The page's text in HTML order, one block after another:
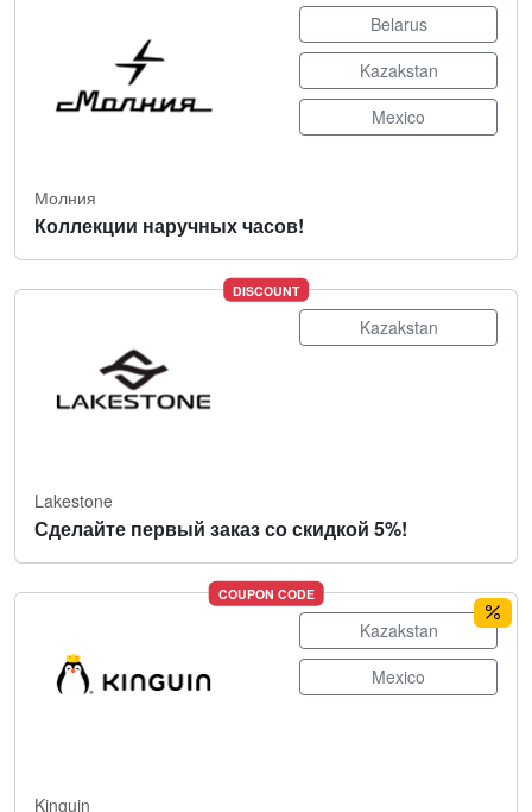
Belarus
Kazakstan
Mexico
Молния
Коллекции наручных часов!
DISCOUNT
Kazakstan
Lakestone
Сделайте первый заказ со скидкой 5%!
COUPON CODE
Kazakstan
Mexico
Kinguin